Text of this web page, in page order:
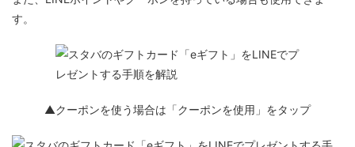
す。
▲クーポンを使う場合は「クーポンを使用」をタップ